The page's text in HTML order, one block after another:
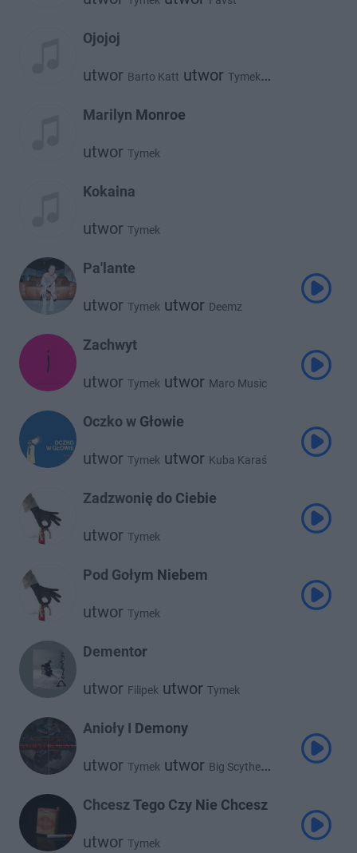
Ojojoj
utwor Barto Katt utwor Tymek
Marilyn Monroe
utwor Tymek
Kokaina
utwor Tymek
Pa'lante
utwor Tymek utwor Deemz
Zachwyt
utwor Tymek utwor Maro Music
Oczko w Głowie
utwor Tymek utwor Kuba Karaś
Zadzwonię do Ciebie
utwor Tymek
Pod Gołym Niebem
utwor Tymek
Dementor
utwor Filipek utwor Tymek
Anioły I Demony
utwor Tymek utwor Big Scythe
Chcesz Tego Czy Nie Chcesz
utwor Tymek